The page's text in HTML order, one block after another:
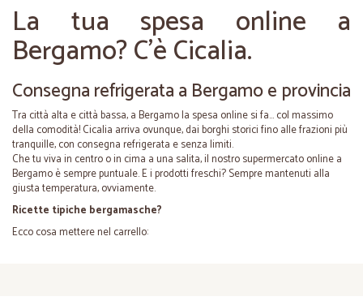
La tua spesa online a
Bergamo? C’è Cicalia.
Consegna refrigerata a Bergamo e provincia
Tra città alta e città bassa, a Bergamola spesa online si fa… col massimo
della comodità! Cicalia arriva ovunque, dai borghi storici fino alle frazioni più
tranquille, con consegna refrigerata e senza limiti.
Che tu viva in centro o in cima a una salita, il nostrosupermercato online a
Bergamoè sempre puntuale. E i prodotti freschi? Sempre mantenuti alla
giusta temperatura, ovviamente.
Ricette tipiche bergamasche?
Ecco cosa mettere nel carrello: